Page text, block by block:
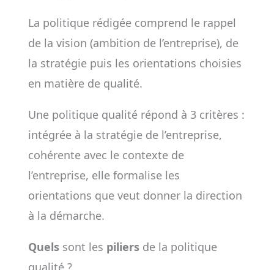
La politique rédigée comprend le rappel
de la vision (ambition de l’entreprise), de
la stratégie puis les orientations choisies
en matière de qualité.
Une politique qualité répond à 3 critères :
intégrée à la stratégie de l’entreprise,
cohérente avec le contexte de
l’entreprise, elle formalise les
orientations que veut donner la direction
à la démarche.
Quelssont les piliersde la politique
qualité ?